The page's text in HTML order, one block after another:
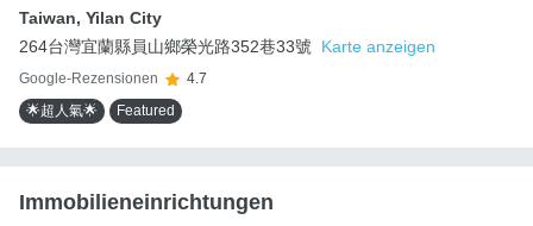
Taiwan, Yilan City
264台灣宜蘭縣員山鄉榮光路352巷33號
Karte anzeigen
Google-Rezensionen
4.7
🌟超人氣🌟
Featured
Immobilieneinrichtungen